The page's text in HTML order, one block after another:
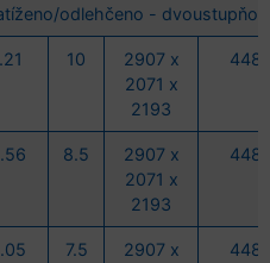
odlehčeno -
10
2907 x
2071 x
2193
8.5
2907 x
2071 x
2193
7.5
2907 x